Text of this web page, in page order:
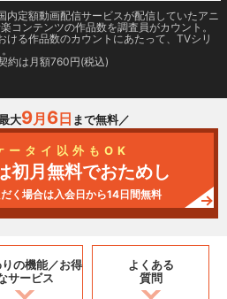
内定額動画配信サービスが配信していたアニ
コンテンツの作品数を調査員がカウント。
ける作品数のカウントにあたって、TVシリ
約は月額760円(税込)
大9月 6日 まで無料／
ータイ以外もOK
初月無料でおためし
く場合は入会日から14日間無料
の機能／お得
サービス
よくある
質問